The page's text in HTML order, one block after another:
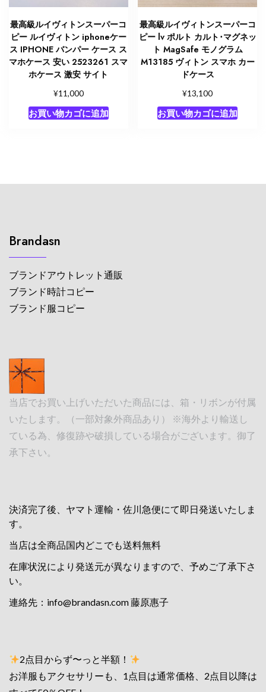
最高級ルイヴィトンスーパーコ
ピー ルイヴィトン iphoneケー
ス IPHONE バンパー ケース ス
マホケース 安い 2523261 スマ
ホケース 激安 サイト
¥11,000
お買い物カゴに追加
最高級ルイヴィトンスーパーコ
ピー lv ポルト カルト･マグネッ
ト MagSafe モノグラム
M13185 ヴィトン スマホ カー
ドケース
¥13,100
お買い物カゴに追加
Brandasn
ブランドアウトレット通販
ブランド時計コピー
ブランド服コピー
当店でお買い上げいただいた商品には、箱・リボンが付属
いたします。（一部対象外商品あり） ※海外より輸送し
ている為、修復跡や破損している場合がございます。御了
承下さい。
決済完了後、ヤマト運輸・佐川急便にて即日発送いたしま
す。
当店は全商品国内どこでも送料無料
在庫状況により発送元が異なりますので、予めご了承下さ
い。
連絡先： info@brandasn.com藤原惠子
2点目からず〜っと半額！
お洋服もアクセサリーも、1点目は通常価格、2点目以降は